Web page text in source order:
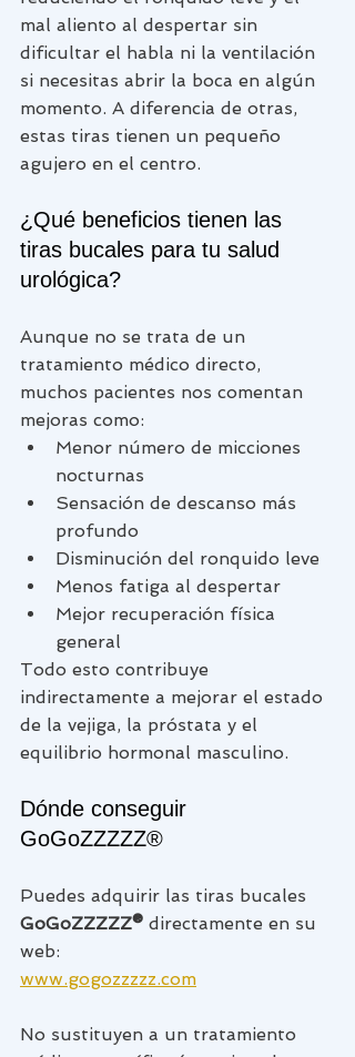
mal aliento al despertar sin
dificultar el habla ni la ventilación
si necesitas abrir la boca en algún
momento. A diferencia de otras,
estas tiras tienen un pequeño
agujero en el centro.
¿Qué beneficios tienen las
tiras bucales para tu salud
urológica?
Aunque no se trata de un
tratamiento médico directo,
muchos pacientes nos comentan
mejoras como:
Menor número de micciones
nocturnas
Sensación de descanso más
profundo
Disminución del ronquido leve
Menos fatiga al despertar
Mejor recuperación física
general
Todo esto contribuye
indirectamente a mejorar el estado
de la vejiga, la próstata y el
equilibrio hormonal masculino.
Dónde conseguir
GoGoZZZZZ®
Puedes adquirir las tiras bucales
GoGoZZZZZ® directamente en su
web:
www.gogozzzzz.com
No sustituyen a un tratamiento